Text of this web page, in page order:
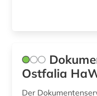
Ostfalia
Der